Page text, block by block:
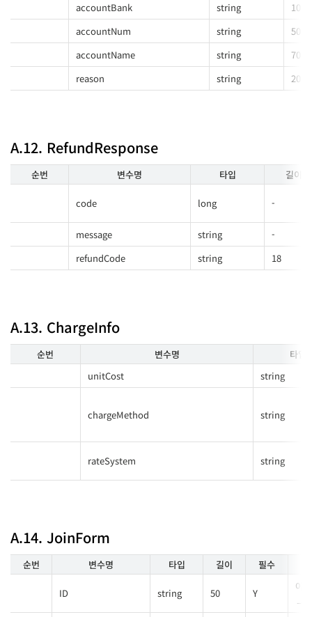
accountBank
string
10
accountNum
string
50
accountName
string
70
reason
string 200
A.12. RefundResponse
순번 변수명 타입 길이
code long -
message string
-
refundCode
string 18
A.13. ChargeInfo
순번 변수명
타입
unitCost
string
chargeMethod string
rateSystem string
A.14. JoinForm
순번 변수명 타입 길이 필수
ID string 50 Y
아